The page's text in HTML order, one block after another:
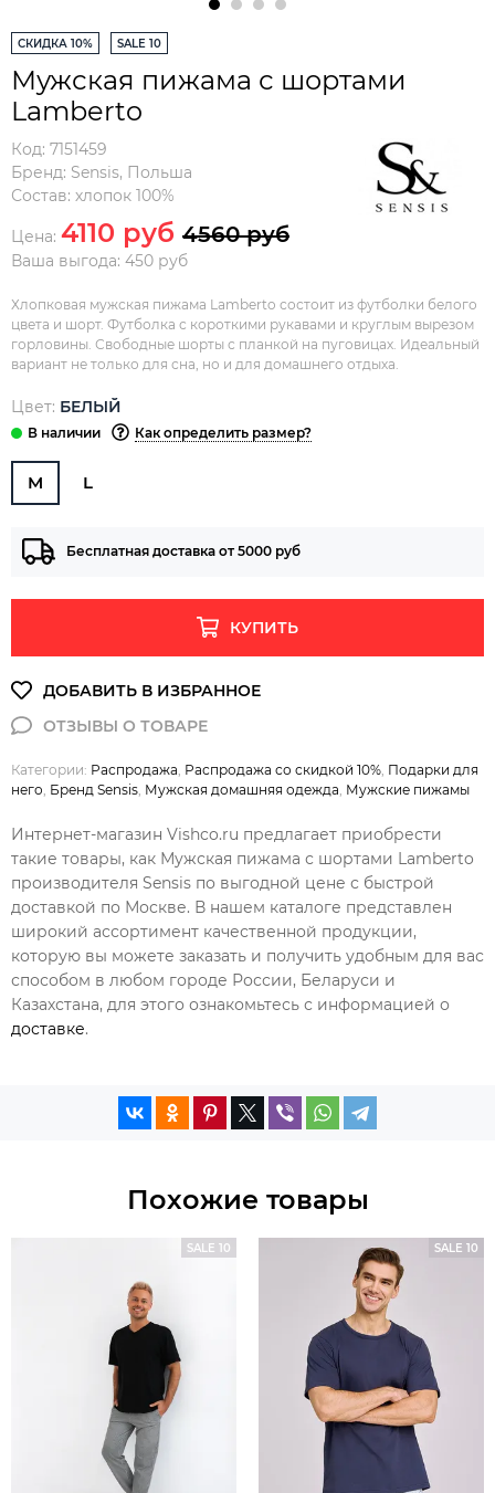
СКИДКА 10% SALE 10
Мужская пижама с шортами
Lamberto
Код: 7151459
Бренд: Sensis, Польша
Состав: хлопок 100%
Цена: 4110 руб 4560 руб
Ваша выгода: 450 руб
Хлопковая мужская пижама Lamberto состоит из футболки белого
цвета и шорт. Футболка с короткими рукавами и круглым вырезом
горловины. Свободные шорты с планкой на пуговицах. Идеальный
вариант не только для сна, но и для домашнего отдыха.
Цвет: БЕЛЫЙ
Как определить размер?
M L
Бесплатная доставка от 5000 руб
КУПИТЬ
Категории: Распродажа Распродажа со скидкой 10% Подарки для
него Бренд Sensis Мужская домашняя одежда Мужские пижамы
Интернет-магазин Vishco.ru предлагает приобрести
такие товары, как Мужская пижама с шортами Lamberto
производителя Sensis по выгодной цене с быстрой
доставкой по Москве. В нашем каталоге представлен
широкий ассортимент качественной продукции,
которую вы можете заказать и получить удобным для вас
способом в любом городе России, Беларуси и
Казахстана, для этого ознакомьтесь с информацией о
доставке.
Похожие товары
SALE 10 SALE 10